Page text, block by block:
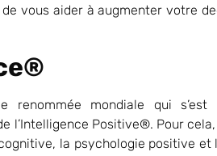
vous aider à augmenter votre
renommée mondiale qui s’est
l’Intelligence Positive®. Pour
la psychologie positive et